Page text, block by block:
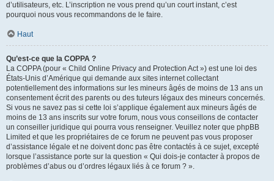
d’utilisateurs, etc. L’inscription ne vous prend qu’un court instant, c’est
pourquoi nous vous recommandons de le faire.
Haut
Qu’est-ce que la COPPA ?
La COPPA (pour « Child Online Privacy and Protection Act ») est une loi des
États-Unis d’Amérique qui demande aux sites internet collectant
potentiellement des informations sur les mineurs âgés de moins de 13 ans un
consentement écrit des parents ou des tuteurs légaux des mineurs concernés.
Si vous ne savez pas si cette loi s’applique également aux mineurs âgés de
moins de 13 ans inscrits sur votre forum, nous vous conseillons de contacter
un conseiller juridique qui pourra vous renseigner. Veuillez noter que phpBB
Limited et que les propriétaires de ce forum ne peuvent pas vous proposer
d’assistance légale et ne doivent donc pas être contactés à ce sujet, excepté
lorsque l’assistance porte sur la question « Qui dois-je contacter à propos de
problèmes d’abus ou d’ordres légaux liés à ce forum ? ».